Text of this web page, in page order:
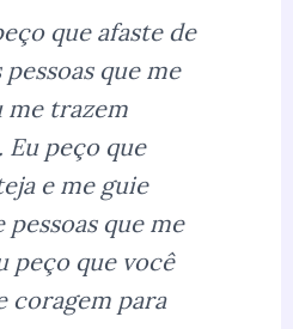
que afaste de
que me
me trazem
Eu peço que
e me guie
pessoas que me
peço que você
coragem para